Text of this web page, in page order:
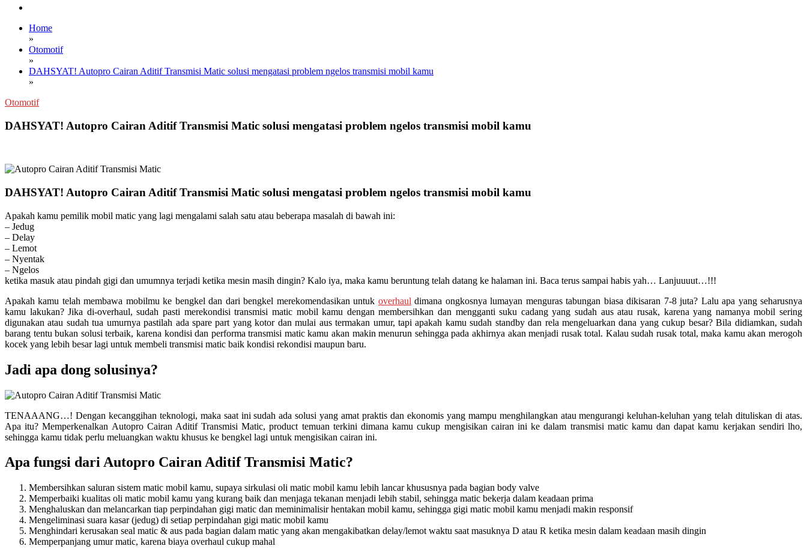
Home
»
Otomotif
»
DAHSYAT! Autopro Cairan Aditif Transmisi Matic solusi mengatasi problem ngelos transmisi mobil kamu
»
Otomotif
DAHSYAT! Autopro Cairan Aditif Transmisi Matic solusi mengatasi problem ngelos transmisi mobil kamu
DAHSYAT! Autopro Cairan Aditif Transmisi Matic solusi mengatasi problem ngelos transmisi mobil kamu
Apakah kamu pemilik mobil matic yang lagi mengalami salah satu atau beberapa masalah di bawah ini:
– Jedug
– Delay
– Lemot
– Nyentak
– Ngelos
ketika masuk atau pindah gigi dan umumnya terjadi ketika mesin masih dingin? Kalo iya, maka kamu beruntung telah datang ke halaman ini. Baca terus sampai habis yah… Lanjuuuut…!!!
Apakah kamu telah membawa mobilmu ke bengkel dan dari bengkel merekomendasikan untuk overhaul dimana ongkosnya lumayan menguras tabungan biasa dikisaran 7-8 juta? Lalu apa yang seharusnya
kamu lakukan? Jika di-overhaul, sudah pasti merekondisi transmisi matic mobil kamu dengan membersihkan dan mengganti suku cadang yang sudah aus atau rusak, karena yang namanya mobil sering
digunakan atau sudah tua umurnya pastilah ada spare part yang kotor dan mulai aus termakan umur, tapi apakah kamu sudah standby dan rela mengeluarkan dana yang cukup besar? Bila didiamkan, sudah
barang tentu bukan solusi terbaik, karena kondisi dan performa transmisi matic kamu akan makin menurun sehingga pada akhirnya akan menjadi rusak total. Kalau sudah rusak total, maka kamu akan merogoh
kocek yang lebih besar lagi untuk membeli transmisi matic baik kondisi rekondisi maupun baru.
Jadi apa dong solusinya?
TENAAANG…! Dengan kecanggihan teknologi, maka saat ini sudah ada solusi yang amat praktis dan ekonomis yang mampu menghilangkan atau mengurangi keluhan-keluhan yang telah dituliskan di atas.
Apa itu? Memperkenalkan Autopro Cairan Aditif Transmisi Matic, product temuan terkini dimana kamu cukup mengisikan cairan ini ke dalam transmisi matic kamu dan dapat kamu kerjakan sendiri lho,
sehingga kamu tidak perlu meluangkan waktu khusus ke bengkel lagi untuk mengisikan cairan ini.
Apa fungsi dari Autopro Cairan Aditif Transmisi Matic?
Membersihkan saluran sistem matic mobil kamu, supaya sirkulasi oli matic mobil kamu lebih lancar khususnya pada bagian body valve
Memperbaiki kualitas oli matic mobil kamu yang kurang baik dan menjaga tekanan menjadi lebih stabil, sehingga matic bekerja dalam keadaan prima
Menghaluskan dan melancarkan tiap perpindahan gigi matic dan meminimalisir hentakan mobil kamu, sehingga gigi matic mobil kamu menjadi makin responsif
Mengeliminasi suara kasar (jedug) di setiap perpindahan gigi matic mobil kamu
Menghindari kerusakan seal matic & aus pada bagian dalam matic yang akan mengakibatkan delay/lemot waktu saat masuknya D atau R ketika mesin dalam keadaan masih dingin
Memperpanjang umur matic, karena biaya overhaul cukup mahal